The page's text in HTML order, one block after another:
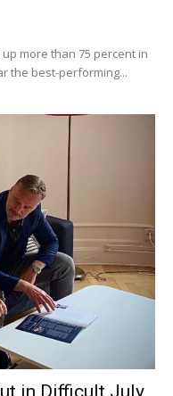
more than 75 percent in
the best-performing...
in Difficult July